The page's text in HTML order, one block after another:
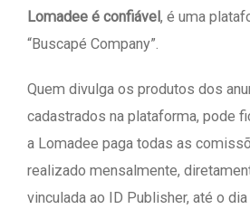
Lomadee é confiável , é uma
“Buscapé Company”.
Quem divulga os produtos dos
cadastrados na plataforma, pode
a Lomadee paga todas as
realizado mensalmente,
vinculada ao ID Publisher, até o